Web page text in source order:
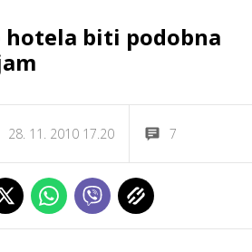
hotela biti podobna
28. 11. 2010 17.20 7